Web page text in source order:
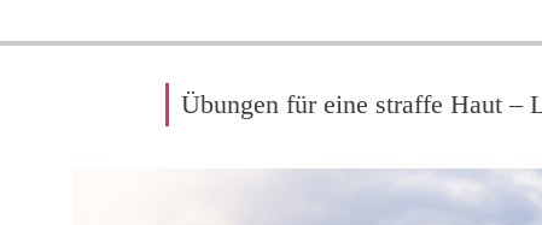
Übungen für eine straffe Haut –